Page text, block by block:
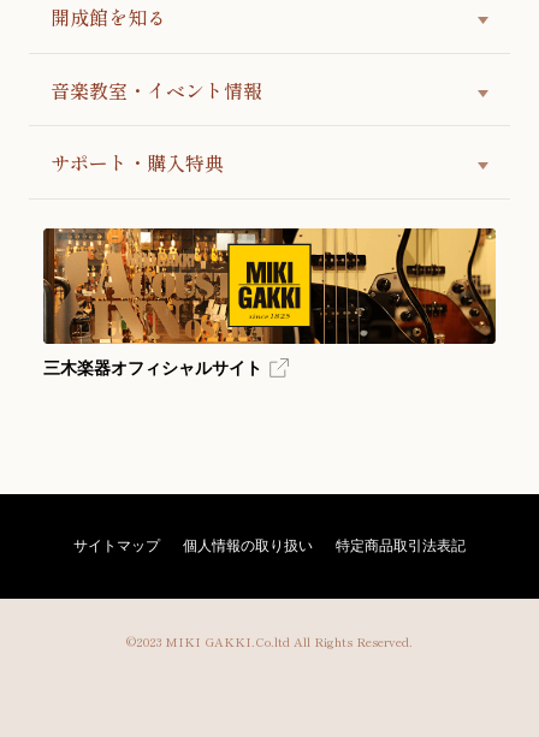
開成館を知る
音楽教室・イベント情報
サポート・購入特典
三木楽器オフィシャルサイト
サイトマップ 個人情報の取り扱い 特定商品取引法表記
©2023 MIKI GAKKI.Co.ltd All Rights Reserved.